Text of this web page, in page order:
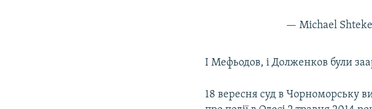
— Michael
І Мефьодов, і Долженков були
18 вересня суд в Чорноморську